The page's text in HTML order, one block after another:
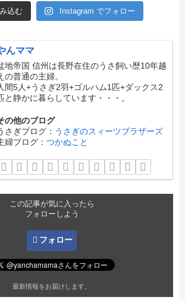
込む Instagram でフォロー
んママ
地帝国 信州は長野在住のうさ飼い歴10年越
の普通の主婦。
間5人+うさぎ2羽+ゴルハム1匹+ダックス2
と静かに暮らしています・・・。
の他のブログ
さぎブログ： うさぎのスィーツブラザーズ
婦ブログ： つかぬこと
この記事が気に入ったら
フォローしよう
フォロー
最新情報をお届けします。